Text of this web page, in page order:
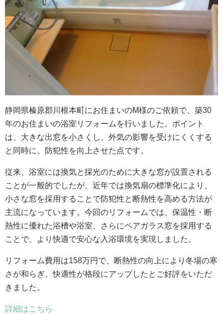
静岡県榛原郡川根本町にお住まいのM様のご依頼で、築30
年のお住まいの浴室リフォームを行いました。ポイント
は、大きな出窓を小さくし、外気の影響を受けにくくする
と同時に、防犯性を向上させた点です。
従来、浴室には換気と採光のために大きな窓が設置される
ことが一般的でしたが、近年では換気扇の標準化により、
小さな窓を採用することで防犯性と断熱性を高める方法が
主流になっています。今回のリフォームでは、保温性・断
熱性に優れた浴槽や浴室、さらにペアガラス窓を採用する
ことで、より快適で安心な入浴環境を実現しました。
リフォーム費用は158万円で、断熱性の向上により冬場の寒
さが和らぎ、快適性が格段にアップしたとご好評をいただ
きました。
詳細はこちら